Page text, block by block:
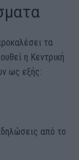
τα
η Κεντρική
ως εξής:
από το